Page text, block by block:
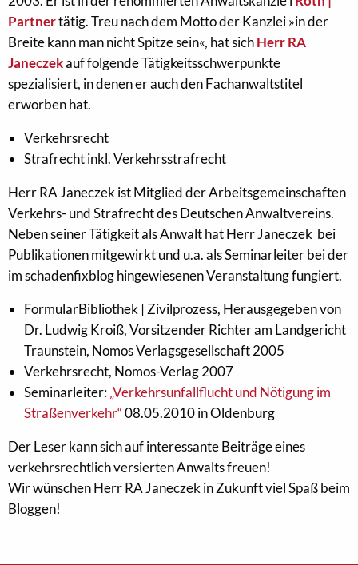
Partnertätig. Treu nach dem Motto der Kanzlei »in der
Breite kann man nicht Spitze sein«, hat sichHerr RA
Janeczekauf folgende Tätigkeitsschwerpunkte
spezialisiert, in denen er auch den Fachanwaltstitel
erworben hat.
Verkehrsrecht
Strafrecht inkl. Verkehrsstrafrecht
Herr RA Janeczek ist Mitglied der Arbeitsgemeinschaften
Verkehrs- und Strafrecht des Deutschen Anwaltvereins.
Neben seiner Tätigkeit als Anwalt hat Herr Janeczek bei
Publikationen mitgewirkt und u.a. als Seminarleiter bei der
im schadenfixblog hingewiesenen Veranstaltung fungiert.
FormularBibliothek | Zivilprozess, Herausgegeben von
Dr. Ludwig Kroiß, Vorsitzender Richter am Landgericht
Traunstein, Nomos Verlagsgesellschaft 2005
Verkehrsrecht, Nomos-Verlag 2007
Seminarleiter:„Verkehrsunfallflucht und Nötigung im
Straßenverkehr“08.05.2010 in Oldenburg
Der Leser kann sich auf interessante Beiträge eines
verkehrsrechtlich versierten Anwalts freuen!
Wir wünschen Herr RA Janeczek in Zukunft viel Spaß beim
Bloggen!